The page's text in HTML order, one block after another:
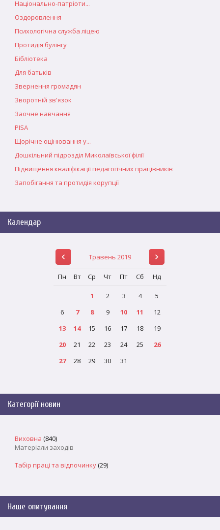
Національно-патріоти...
Оздоровлення
Психологічна служба ліцею
Протидія булінгу
Бібліотека
Для батьків
Звернення громадян
Зворотній зв'язок
Заочне навчання
PISA
Щорічне оцінювання у...
Дошкільний підрозділ Миколаївської філії
Підвищення кваліфікації педагогічних працівників
Запобігання та протидія корупції
Календар
Травень 2019
Пн Вт Ср Чт Пт Сб Нд
1 2 3 4
5
6
7 8 9 10 11
12
13
14 15 16 17 18
19
20
21 22 23 24 25
26
27
28 29 30 31
Категорії новин
Виховна (840)
Матеріали заходів
Табір праці та відпочинку(29)
Наше опитування